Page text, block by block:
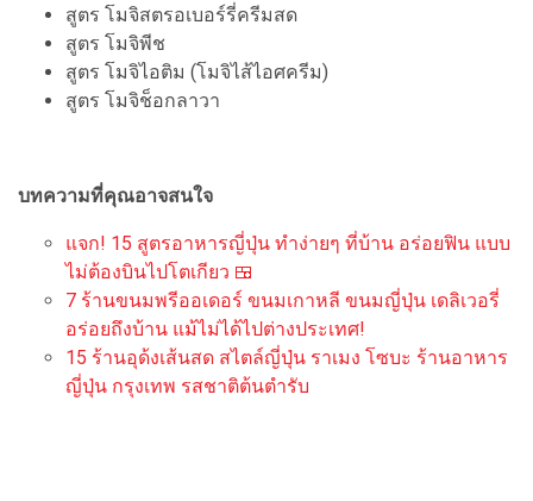
สูตร โมจิสตรอเบอร์รี่ครีมสด
สูตร โมจิพีช
สูตร โมจิไอติม (โมจิไส้ไอศครีม)
สูตร โมจิช็อกลาวา
บทความที่คุณอาจสนใจ
แจก! 15 สูตรอาหารญี่ปุ่น ทำง่ายๆ ที่บ้าน อร่อยฟิน แบบ
ไม่ต้องบินไปโตเกียว 🍱
7 ร้านขนมพรีออเดอร์ ขนมเกาหลี ขนมญี่ปุ่น เดลิเวอรี่
อร่อยถึงบ้าน แม้ไม่ได้ไปต่างประเทศ!
15 ร้านอุด้งเส้นสด สไตล์ญี่ปุ่น ราเมง โซบะ ร้านอาหาร
ญี่ปุ่น กรุงเทพ รสชาติต้นตำรับ